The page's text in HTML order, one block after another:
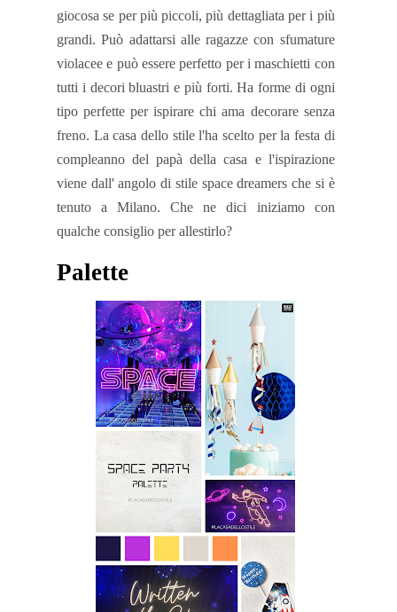
giocosa se per più piccoli, più dettagliata per i più
grandi. Può adattarsi alle ragazze con sfumature
violacee e può essere perfetto per i maschietti con
tutti i decori bluastri e più forti. Ha forme di ogni
tipo perfette per ispirare chi ama decorare senza
freno. La casa dello stile l'ha scelto per la festa di
compleanno del papà della casa e l'ispirazione
viene dall' angolo di stile space dreamers che si è
tenuto a Milano. Che ne dici iniziamo con
qualche consiglio per allestirlo?
Palette